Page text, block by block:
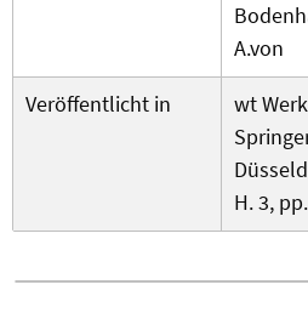
A.von
Veröffentlicht in
wt
H. 3,